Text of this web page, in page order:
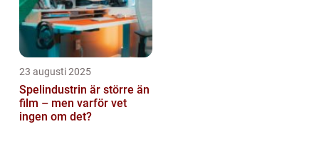
23 augusti 2025
Spelindustrin är större än
film – men varför vet
ingen om det?